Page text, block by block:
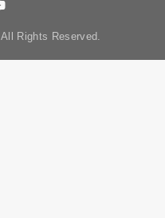
All Rights Reserved.